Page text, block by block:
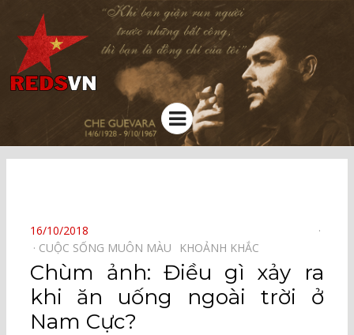
Kênh chia sẻ tri thức cộng đồng
Menu
POSTED
ON
16/10/2018
CUỘC SỐNG MUÔN MÀU⠀
KHOẢNH KHẮC⠀
Chùm ảnh: Điều gì xảy ra
khi ăn uống ngoài trời ở
Nam Cực?